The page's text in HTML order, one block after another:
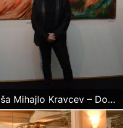
017 Miša Mihajlo Kravcev – Dom Vojske, april 2018